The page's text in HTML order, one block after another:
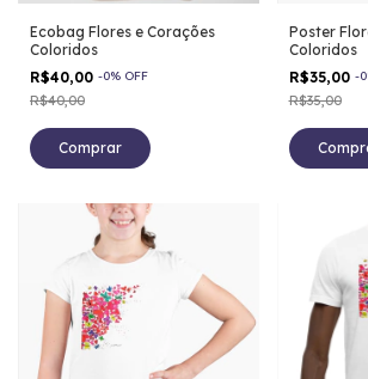
Ecobag Flores e Corações
Coloridos
R$40,00 -0% OFF
R$40,00
Poster
Coloridos
R$35,00 -0
R$35,00